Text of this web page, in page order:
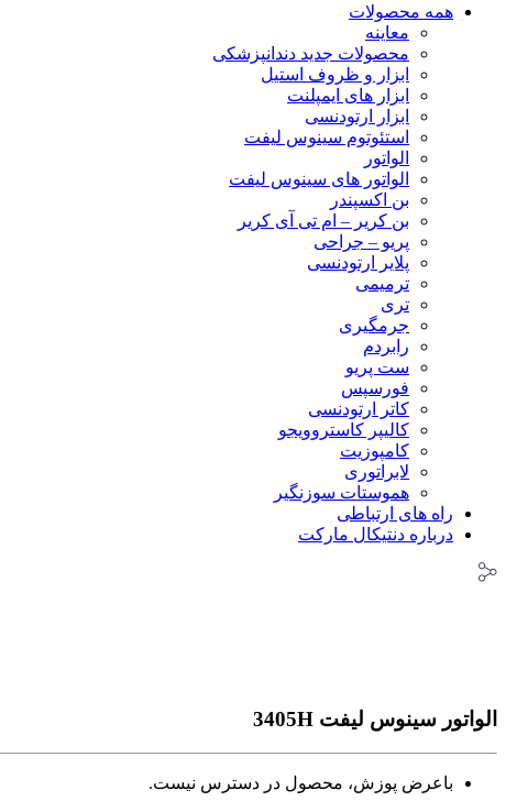
همه محصولات
معاینه
محصولات جدید دندانپزشکی
ابزار و ظروف استیل
ابزار های ایمپلنت
ابزار ارتودنسی
استئوتوم سینوس لیفت
الواتور
الواتور های سینوس لیفت
بن اکسپندر
بن کریر – ام تی آی کریر
پریو – جراحی
پلایر ارتودنسی
ترمیمی
تری
جرمگیری
رابردم
ست پریو
فورسپس
کاتر ارتودنسی
کالیپر کاستروویجو
کامپوزیت
لابراتوری
هموستات سوزنگیر
راه های ارتباطی
درباره دنتیکال مارکت
الواتور سینوس لیفت 3405H
باعرض پوزش، محصول در دسترس نیست.